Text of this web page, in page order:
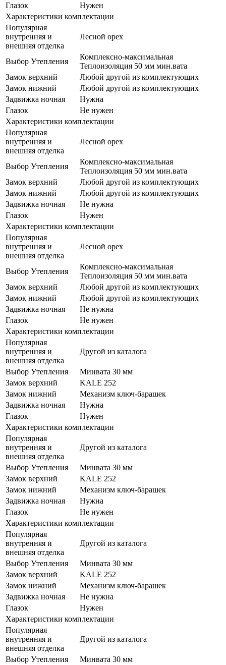
Глазок
Нужен
Характеристики комплектации
Популярная
внутренняя и
внешняя отделка
Лесной орех
Выбор Утепления
Комплексно-максимальная
Теплоизоляция 50 мм мин.вата
Замок верхний
Любой другой из комплектующих
Замок нижний
Любой другой из комплектующих
Задвижка ночная
Нужна
Глазок
Не нужен
Характеристики комплектации
Популярная
внутренняя и
внешняя отделка
Лесной орех
Выбор Утепления
Комплексно-максимальная
Теплоизоляция 50 мм мин.вата
Замок верхний
Любой другой из комплектующих
Замок нижний
Любой другой из комплектующих
Задвижка ночная
Не нужна
Глазок
Нужен
Характеристики комплектации
Популярная
внутренняя и
внешняя отделка
Лесной орех
Выбор Утепления
Комплексно-максимальная
Теплоизоляция 50 мм мин.вата
Замок верхний
Любой другой из комплектующих
Замок нижний
Любой другой из комплектующих
Задвижка ночная
Не нужна
Глазок
Не нужен
Характеристики комплектации
Популярная
внутренняя и
внешняя отделка
Другой из каталога
Выбор Утепления
Минвата 30 мм
Замок верхний
KALE 252
Замок нижний
Механизм ключ-барашек
Задвижка ночная
Нужна
Глазок
Нужен
Характеристики комплектации
Популярная
внутренняя и
внешняя отделка
Другой из каталога
Выбор Утепления
Минвата 30 мм
Замок верхний
KALE 252
Замок нижний
Механизм ключ-барашек
Задвижка ночная
Нужна
Глазок
Не нужен
Характеристики комплектации
Популярная
внутренняя и
внешняя отделка
Другой из каталога
Выбор Утепления
Минвата 30 мм
Замок верхний
KALE 252
Замок нижний
Механизм ключ-барашек
Задвижка ночная
Не нужна
Глазок
Нужен
Характеристики комплектации
Популярная
внутренняя и
внешняя отделка
Другой из каталога
Выбор Утепления
Минвата 30 мм